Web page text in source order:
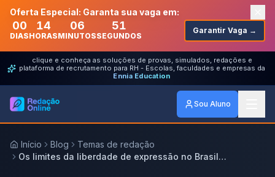
Oferta Especial: Garanta sua vaga em:
00
DIAS
14
HORAS
06
MINUTOS
51
SEGUNDOS
Garantir Vaga →
clique e conheça as soluções de provas, simulados, redações e
plataforma de recrutamento para RH - Escolas, faculdades e empresas da
Ennia Education
Sou Aluno
Início Blog
Temas de redação
Os limites da liberdade de expressão no Brasil